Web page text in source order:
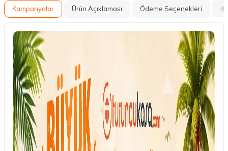
Kampanyalar Ürün Açıklaması Ödeme Seçenekleri